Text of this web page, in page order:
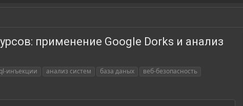
применение Google Dorks и анализ
инъекции анализ систем база даных
веб-безопасность